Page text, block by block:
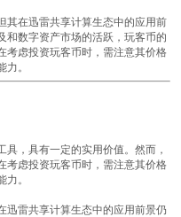
其在迅雷共享计算生态中的应用前
和数字资产市场的活跃，玩客币的
考虑投资玩客币时，需注意其价格
。
，具有一定的实用价值。然而，
考虑投资玩客币时，需注意其价格
。
迅雷共享计算生态中的应用前景仍